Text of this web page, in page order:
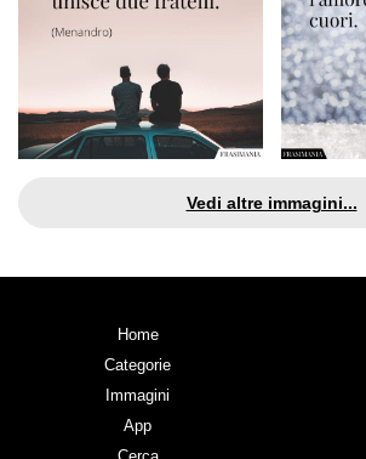
Vedi altre immagini...
Home
Categorie
Immagini
App